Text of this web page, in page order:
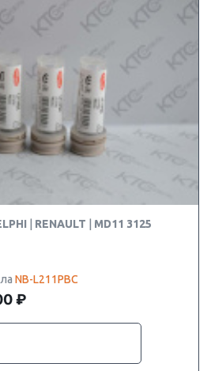
RENAULT
MD11 3125
NB-L211PBC
₽